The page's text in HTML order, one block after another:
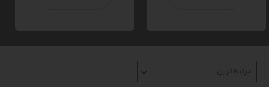
مرتبط‌ترین